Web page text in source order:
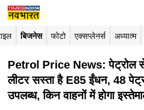
बिजनेस फोटो एक्सप्लेनर्स अध्यात्म
Petrol Price News: पेट्रोल
लीटर सस्ता है E85 ईंधन, 48
उपलब्ध, किन वाहनों में होगा